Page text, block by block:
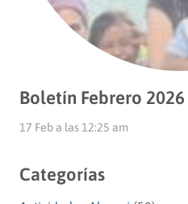
Boletín Febrero 2026
17 Feb a las 12:25 am
Categorías